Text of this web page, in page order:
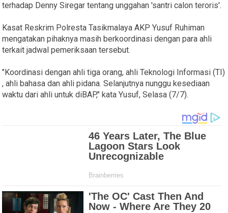
terhadap Denny Siregar tentang unggahan 'santri calon teroris'.
Kasat Reskrim Polresta Tasikmalaya AKP Yusuf Ruhiman
mengatakan pihaknya masih berkoordinasi dengan para ahli
terkait jadwal pemeriksaan tersebut.
"Koordinasi dengan ahli tiga orang, ahli Teknologi Informasi (TI)
, ahli bahasa dan ahli pidana. Selanjutnya nunggu kesediaan
waktu dari ahli untuk diBAP," kata Yusuf, Selasa (7/7).